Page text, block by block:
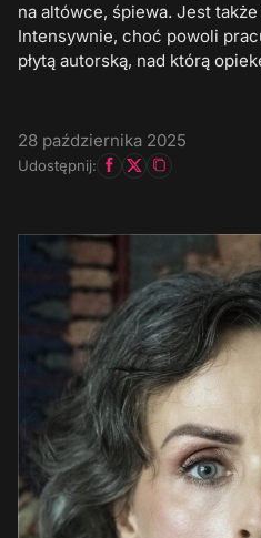
na altówce, śpiewa. Jest
Intensywnie, choć powoli
płytą autorską, nad którą
28 października 2025
Udostępnij: